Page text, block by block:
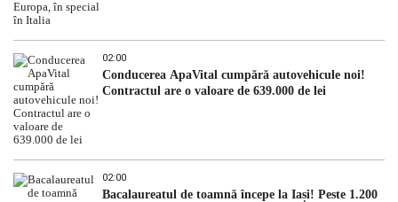
02:00
Conducerea ApaVital cumpără autovehicule noi!
Contractul are o valoare de 639.000 de lei
02:00
Bacalaureatul de toamnă începe la Iași! Peste 1.200